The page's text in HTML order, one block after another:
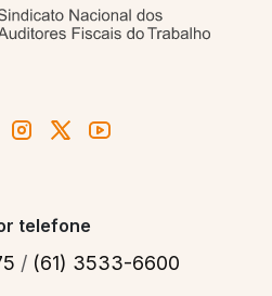
telefone
/ (61) 3533-6600